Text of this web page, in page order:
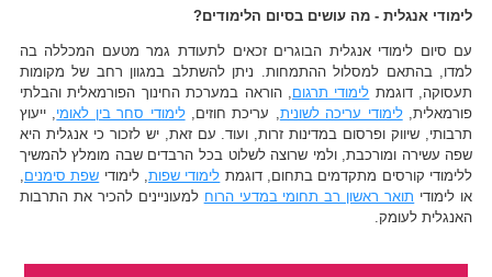
לימודי אנגלית - מה עושים בסיום הלימודים?
עם סיום לימודי אנגלית הבוגרים זכאים לתעודת גמר מטעם המכללה בה
למדו, בהתאם למסלול ההתמחות. ניתן להשתלב במגוון רחב של מקומות
תעסוקה, דוגמת לימודי תרגום , הוראה במערכת החינוך הפורמאלית והבלתי
פורמאלית,לימודי עריכה לשונית , עריכת חוזים,לימודי סחר בין לאומי , ייעוץ
תרבותי, שיווק ופרסום במדינות זרות, ועוד. עם זאת, יש לזכור כי אנגלית היא
שפה עשירה ומורכבת, ולמי שרוצה לשלוט בכל הרבדים שבה מומלץ להמשיך
ללימודי קורסים מתקדמים בתחום, דוגמת לימודי שפות , לימודי שפת סימנים
או לימודי תואר ראשון רב תחומי במדעי הרוח למעוניינים להכיר את התרבות
האנגלית לעומק.